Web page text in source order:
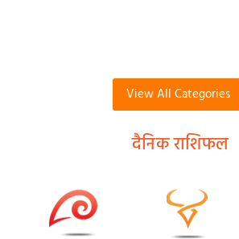
View All Categories
दैनिक राशिफल